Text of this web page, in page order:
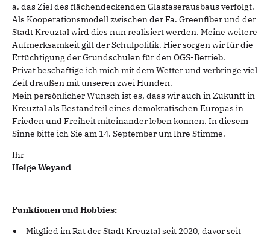
a. das Ziel des flächendeckenden Glasfaserausbaus verfolgt.
Als Kooperationsmodell zwischen der Fa. Greenfiber und der
Stadt Kreuztal wird dies nun realisiert werden. Meine weitere
Aufmerksamkeit gilt der Schulpolitik. Hier sorgen wir für die
Ertüchtigung der Grundschulen für den OGS-Betrieb.
Privat beschäftige ich mich mit dem Wetter und verbringe viel
Zeit draußen mit unseren zwei Hunden.
Mein persönlicher Wunsch ist es, dass wir auch in Zukunft in
Kreuztal als Bestandteil eines demokratischen Europas in
Frieden und Freiheit miteinander leben können. In diesem
Sinne bitte ich Sie am 14. September um Ihre Stimme.
Ihr
Helge Weyand
Funktionen und Hobbies:
Mitglied im Rat der Stadt Kreuztal seit 2020, davor seit